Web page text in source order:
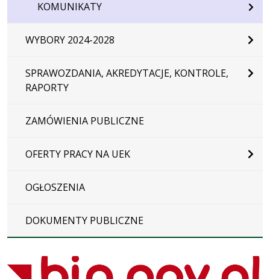
KOMUNIKATY
WYBORY 2024-2028
SPRAWOZDANIA, AKREDYTACJE, KONTROLE,
RAPORTY
ZAMÓWIENIA PUBLICZNE
OFERTY PRACY NA UEK
OGŁOSZENIA
DOKUMENTY PUBLICZNE